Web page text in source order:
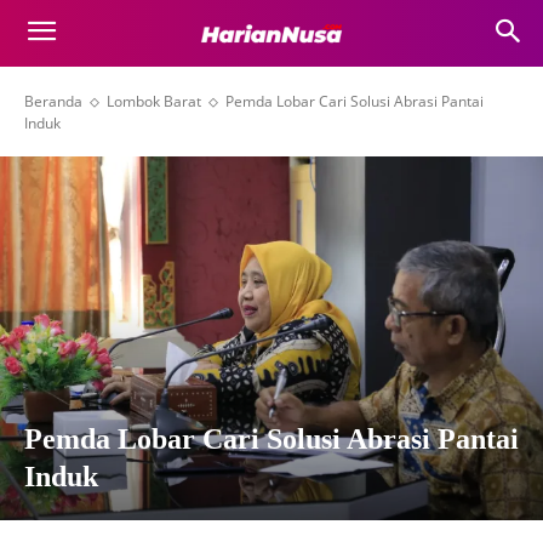
Beranda Lombok Barat
Pemda Lobar Cari Solusi Abrasi Pantai
Induk
Pemda Lobar Cari Solusi Abrasi Pantai
Induk